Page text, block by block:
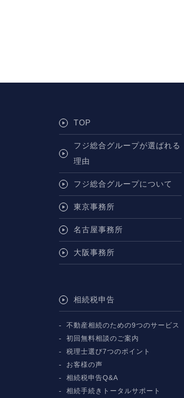
TOP
フジ総合グループが選ばれる
理由
フジ総合グループについて
東京事務所
名古屋事務所
大阪事務所
相続税申告
不動産相続のための9つのサービス
初回無料相談のご案内
税理士選び7つのポイント
お客様の声
相続税申告Q&A
相続手続きトータルサポート